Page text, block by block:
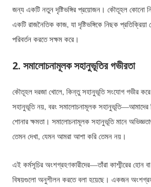
জন্য একটি নতুন দৃষ্টিভঙ্গির প্রয়োজন। কৌতূহল কোনো
একটি রাজনৈতিক কাজ, যা দৃষ্টিভঙ্গিকে নিছক প্রতিক্রিয়া
পরিবর্তন করতে সক্ষম করে।
2. সমালোচনামূলক সহানুভূতির গভীরতা
কৌতূহল দরজা খোলে, কিন্তু সহানুভূতি সংযোগ গভীর
সহানুভূতি নয়, বরং সমালোচনামূলক সহানুভূতি—আমাদের
শোনার ক্ষমতা। সমালোচনামূলক সহানুভূতি মানে
তেমন দেখা, যেমন আমরা আশা করি তেমন নয়।
এই কর্মসূচির অংশগ্রহণকারীদের—তাঁরা কাশ্মীরের
বিষয়গুলো অনুশীলন করতে বলা হয়েছে। একজন